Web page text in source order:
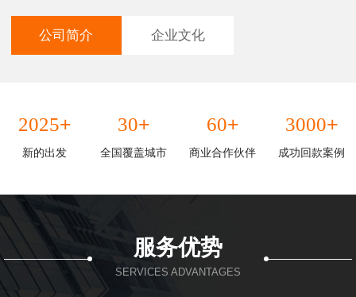
公司简介 企业文化
2025+
新的出发
30+
全国覆盖城市
60+
商业合作伙伴
3000+
成功回款案例
服务优势
SERVICES ADVANTAGES